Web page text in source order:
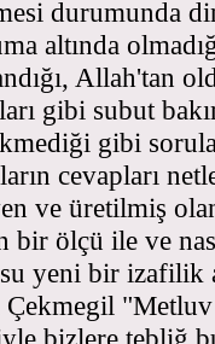
durumunda
altında
Allah'tan
gibi subut
gibi
cevapları
ve üretilmiş
bir ölçü ile ve
yeni bir izafilik
Çekmegil